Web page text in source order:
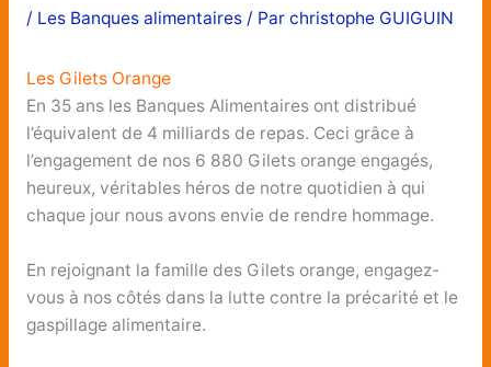
/ Les Banques alimentaires/ Par christophe GUIGUIN
Les Gilets Orange
En 35 ans les Banques Alimentaires ont distribué
l’équivalent de 4 milliards de repas. Ceci grâce à
l’engagement de nos 6 880 Gilets orange engagés,
heureux, véritables héros de notre quotidien à qui
chaque jour nous avons envie de rendre hommage.
En rejoignant la famille des Gilets orange, engagez-
vous à nos côtés dans la lutte contre la précarité et le
gaspillage alimentaire.